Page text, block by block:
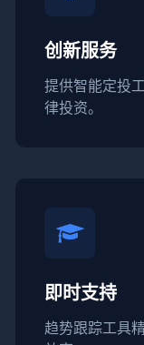
创新服务
提供智能定投
律投资。
即时支持
趋势跟踪工具